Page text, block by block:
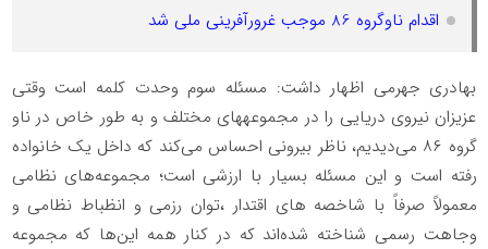
اقدام ناوگروه 86 موجب غرورآفرینی ملی شد
بهادری جهرمی اظهار داشت: مسئله سوم وحدت کلمه است وقتی
عزیزان نیروی دریایی را در مجموعه‍های مختلف و به طور خاص در ناو
گروه ۸۶ می‌دیدیم، ناظر بیرونی احساس می‌کند که داخل یک خانواده
رفته است و این مسئله بسیار با ارزشی است؛ مجموعه‌های نظامی
معمولاً صرفاً با شاخصه های اقتدار ،توان رزمی و انظباط نظامی و
وجاهت رسمی شناخته شده‌اند که در کنار همه این‌ها که مجموعه